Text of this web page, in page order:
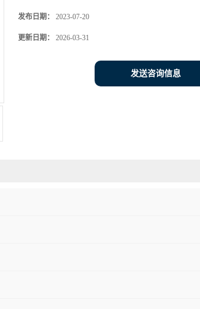
发布日期： 2023-07-20
更新日期： 2026-03-31
发送咨询信息